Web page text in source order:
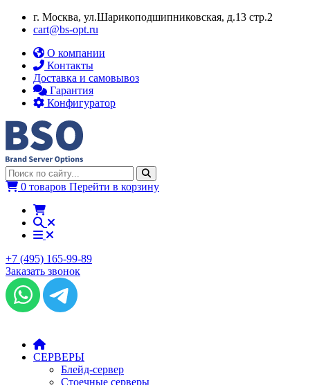
г. Москва, ул.​​Шарикоподшипниковская, д.13 стр.2
cart@bs-opt.ru
О компании
Контакты
Доставка и самовывоз
Гарантия
Конфигуратор
0 товаров Перейти в корзину
+7 (495) 165-99-89
Заказать звонок
СЕРВЕРЫ
Блейд-сервер
Стоечные серверы